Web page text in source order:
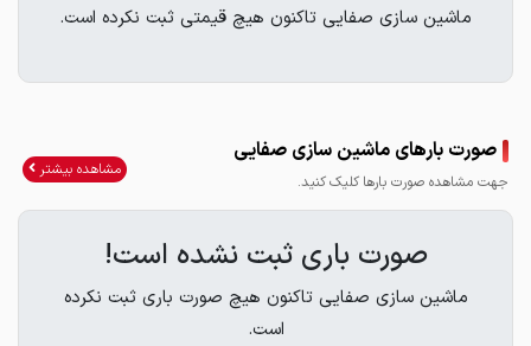
ماشین سازی صفایی تاکنون هیچ قیمتی ثبت نکرده است.
صورت بارهای ماشین سازی صفایی
جهت مشاهده صورت بارها کلیک کنید.
مشاهده بیشتر
صورت باری ثبت نشده است!
ماشین سازی صفایی تاکنون هیچ صورت باری ثبت نکرده
است.